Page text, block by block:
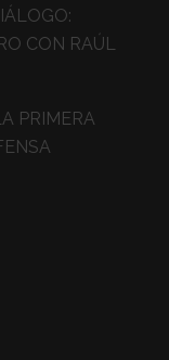
CON RAÚL
PRIMERA